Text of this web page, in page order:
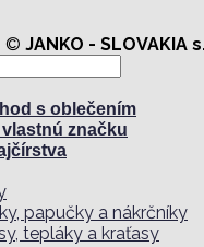
© JANKO - SLOVAKIA
s oblečením
značku
papučky a nákrčníky
tepláky a kraťasy